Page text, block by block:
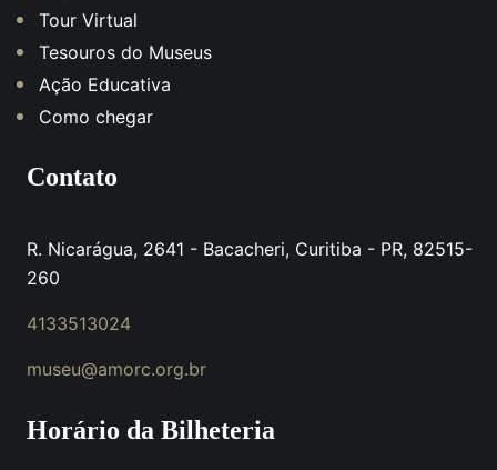
Tour Virtual
Tesouros do Museus
Ação Educativa
Como chegar
Contato
R. Nicarágua, 2641 - Bacacheri, Curitiba - PR, 82515-
260
4133513024
museu@amorc.org.br
Horário da Bilheteria